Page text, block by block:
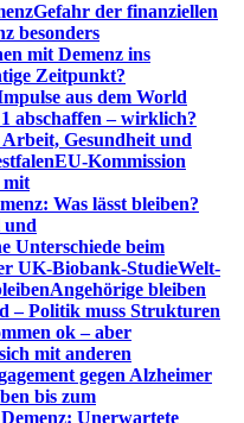
Gefahr der finanziellen
besonders
mit Demenz ins
Zeitpunkt?
aus dem World
abschaffen – wirklich?
Gesundheit und
EU-Kommission
mit
Was lässt bleiben?
und
Unterschiede beim
UK-Biobank-StudieWelt-
Angehörige bleiben
– Politik muss Strukturen
ok – aber
mit anderen
gegen Alzheimer
bis zum
Unerwartete